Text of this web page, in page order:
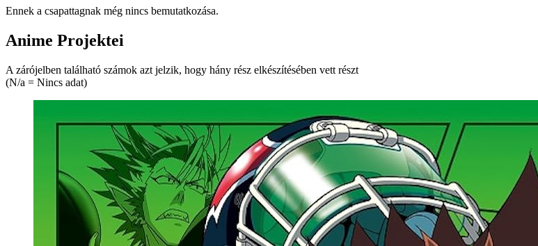
Ennek a csapattagnak még nincs bemutatkozása.
Anime Projektei
A zárójelben található számok azt jelzik, hogy hány rész elkészítésében vett részt
(N/a = Nincs adat)